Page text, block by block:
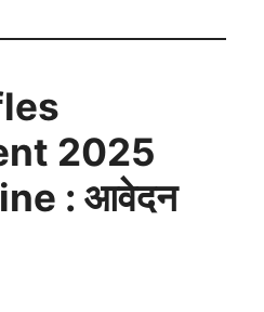
2025
: आवेदन